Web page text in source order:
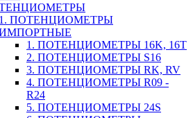
1. ПОТЕНЦИОМЕТРЫ
1. ПОТЕНЦИОМЕТРЫ 16K, 16T
2. ПОТЕНЦИОМЕТРЫ S16
3. ПОТЕНЦИОМЕТРЫ RK, RV
4. ПОТЕНЦИОМЕТРЫ R09 -
R24
5. ПОТЕНЦИОМЕТРЫ 24S